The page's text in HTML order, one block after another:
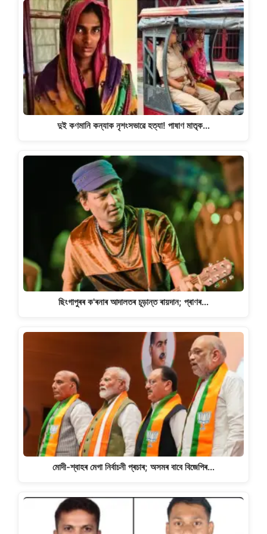
দুই কণমানি কন্যাক নৃশংসভাৱে হত্যা! পাষাণ মাতৃক…
ছিংগাপুৰৰ ক'ৰনাৰ আদালতৰ চূড়ান্ত ৰায়দান; প্ৰাণৰ…
মোদী-শ্বাহৰ মেগা নিৰ্বাচনী প্ৰচাৰ; অসমৰ বাবে বিজেপিৰ…